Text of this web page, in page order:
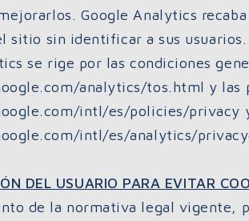
Google Analytics
sitio sin identificar a sus usuarios.
se rige por las condiciones
analytics/tos.html y las
intl/es/policies/privacy
intl/es/analytics/
DEL USUARIO PARA EVITAR
de la normativa legal vigente,